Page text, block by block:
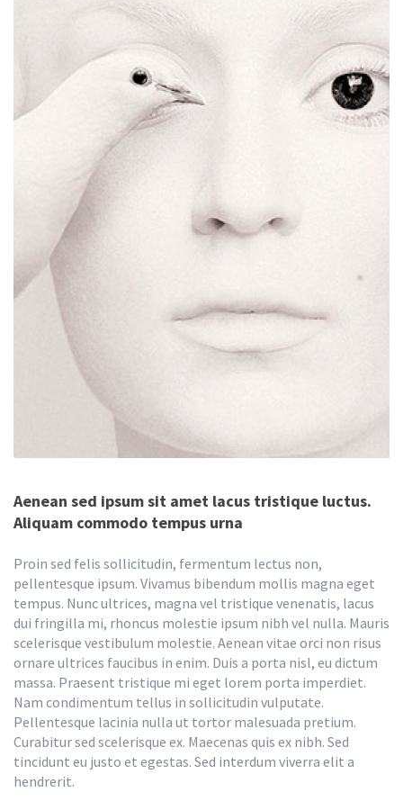
Aenean sed ipsum sit amet lacus tristique luctus.
Aliquam commodo tempus urna
Proin sed felis sollicitudin, fermentum lectus non,
pellentesque ipsum. Vivamus bibendum mollis magna eget
tempus. Nunc ultrices, magna vel tristique venenatis, lacus
dui fringilla mi, rhoncus molestie ipsum nibh vel nulla. Mauris
scelerisque vestibulum molestie. Aenean vitae orci non risus
ornare ultrices faucibus in enim. Duis a porta nisl, eu dictum
massa. Praesent tristique mi eget lorem porta imperdiet.
Nam condimentum tellus in sollicitudin vulputate.
Pellentesque lacinia nulla ut tortor malesuada pretium.
Curabitur sed scelerisque ex. Maecenas quis ex nibh. Sed
tincidunt eu justo et egestas. Sed interdum viverra elit a
hendrerit.